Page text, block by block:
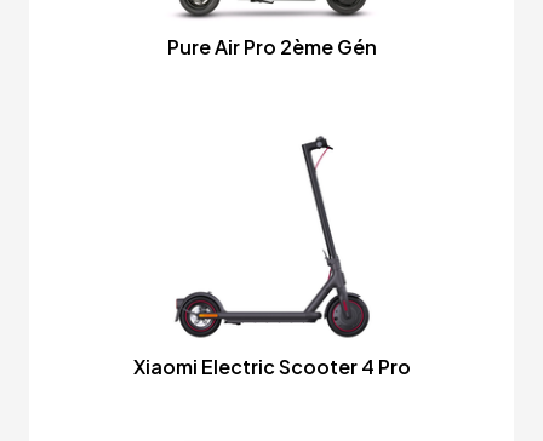
Pure Air Pro 2ème Gén
Xiaomi Electric Scooter 4 Pro